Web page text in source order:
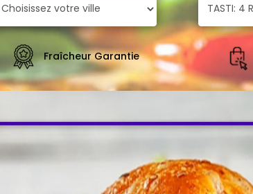
Fraîcheur Garantie